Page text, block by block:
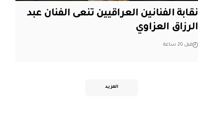
نقابة الفنانين العراقيين تنعى الفنان عبد
الرزاق العزاوي
قبل 20 ساعة
المزيد